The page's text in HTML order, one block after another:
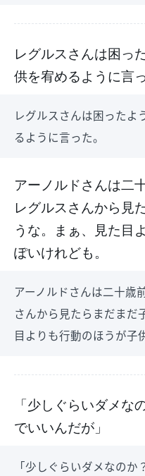
レグルスさんは困っ
供を宥めるように言っ
レグルスさんは困ったよ
るように言った。
アーノルドさんは二
レグルスさんから見
うな。まぁ、見た目
ぽいけれども。
アーノルドさんは二十歳
さんから見たらまだまだ
目よりも行動のほうが子
「少しぐらいダメ
でいいんだが」
「少しぐらいダメなの